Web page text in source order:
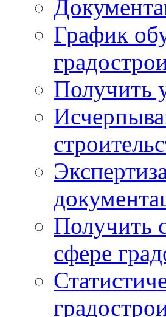
График
Получить
Получить
сфере